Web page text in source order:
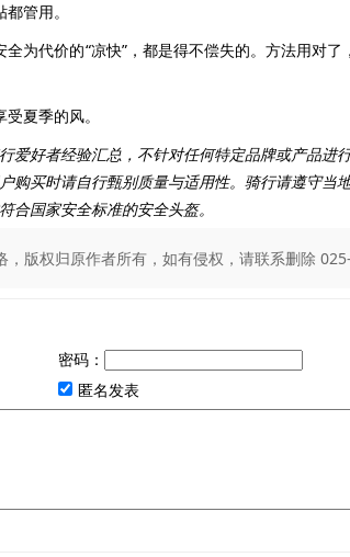
管用。
代价的“凉快”，都是得不偿失的。方法用对了
夏季的风。
爱好者经验汇总，不针对任何特定品牌或产品进
购买时请自行甄别质量与适用性。骑行请遵守当
合国家安全标准的安全头盔。
版权归原作者所有，如有侵权，请联系删除
密码：
匿名发表